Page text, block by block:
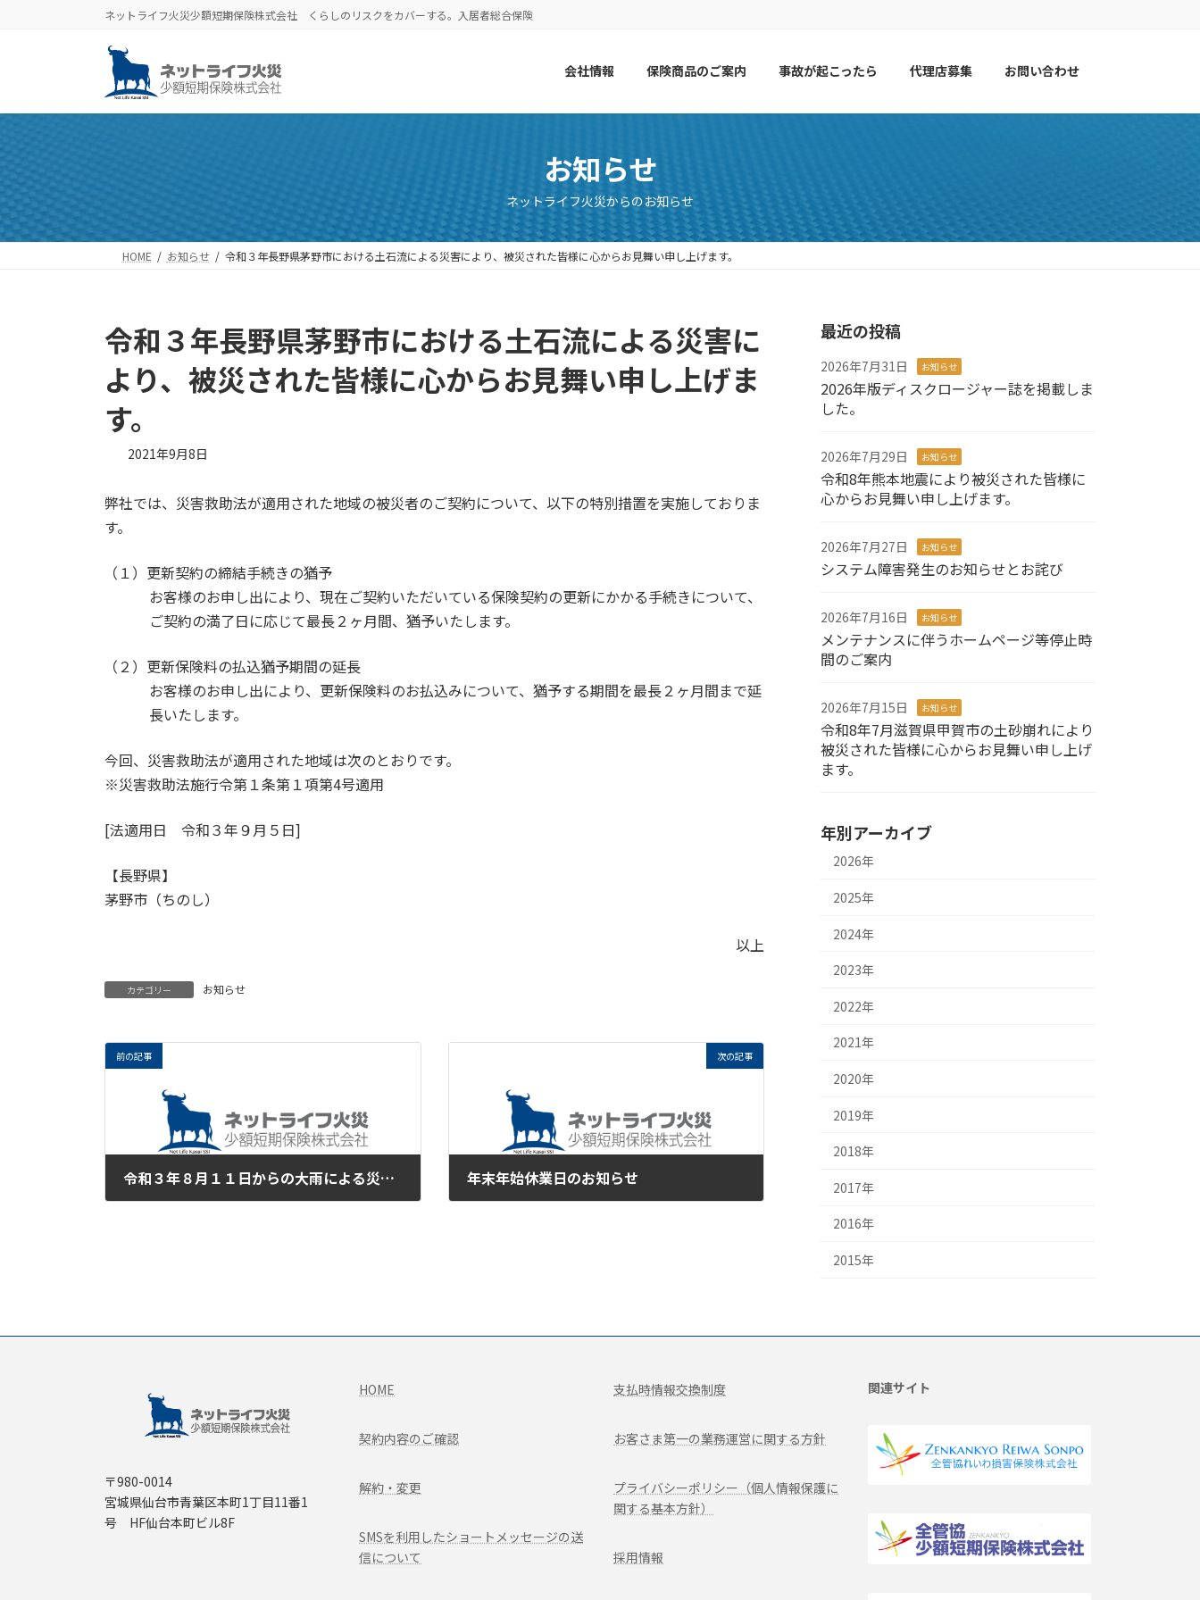
へ
キ
ッ
プ
ョ
に
移
動
ネットライフ火災少額短期保険株式会社 くらしのリスクをカバーする。入居者総合保険
会社情報 保険商品のご案内 事故が起こったら 代理店募集 お問い合わせ
お知らせ
ネットライフ火災からのお知らせ
HOME お知らせ 令和３年長野県茅野市における土石流による災害により、被災された皆様に心からお見舞い申し上げます。
令和３年長野県茅野市における土石流による災害に
より、被災された皆様に心からお見舞い申し上げま
す。
2021年9月8日
弊社では、災害救助法が適用された地域の被災者のご契約について、以下の特別措置を実施しておりま
す。
（１）更新契約の締結手続きの猶予
お客様のお申し出により、現在ご契約いただいている保険契約の更新にかかる手続きについて、
ご契約の満了日に応じて最長２ヶ月間、猶予いたします。
（２）更新保険料の払込猶予期間の延長
お客様のお申し出により、更新保険料のお払込みについて、猶予する期間を最長２ヶ月間まで延
長いたします。
今回、災害救助法が適用された地域は次のとおりです。
※災害救助法施行令第１条第１項第4号適用
[法適用日 令和３年９月５日]
【長野県】
茅野市（ちのし）
以上
カテゴリー お知らせ
前の記事
令和３年８月１１日からの大雨による災害により、被災された皆様に心からお見舞い申し上げます。
次の記事
年末年始休業日のお知らせ
最近の投稿
2026年7月31日 お知らせ
2026年版ディスクロージャー誌を掲載しま
した。
2026年7月29日 お知らせ
令和8年熊本地震により被災された皆様に
心からお見舞い申し上げます。
2026年7月27日 お知らせ
システム障害発生のお知らせとお詫び
2026年7月16日 お知らせ
メンテナンスに伴うホームページ等停止時
間のご案内
2026年7月15日 お知らせ
令和8年7月滋賀県甲賀市の土砂崩れにより
被災された皆様に心からお見舞い申し上げ
ます。
年別アーカイブ
2026年
2025年
2024年
2023年
2022年
2021年
2020年
2019年
2018年
2017年
2016年
2015年
〒980-0014
宮城県仙台市青葉区本町1丁目11番1
号 HF仙台本町ビル8F
HOME
契約内容のご確認
解約・変更
SMSを利用したショートメッセージの送
信について
支払時情報交換制度
お客さま第一の業務運営に関する方針
プライバシーポリシー（個人情報保護に
関する基本方針）
採用情報
関連サイト